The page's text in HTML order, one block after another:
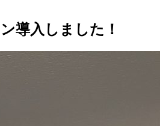
導入しました！